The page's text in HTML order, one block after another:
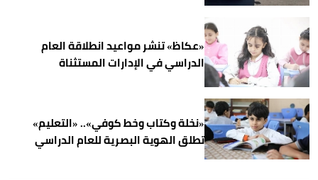
«عكاظ» تنشر مواعيد انطلاقة العام
الدراسي في الإدارات المستثناة
«نخلة وكتاب وخط كوفي».. «التعليم»
تطلق الهوية البصرية للعام الدراسي